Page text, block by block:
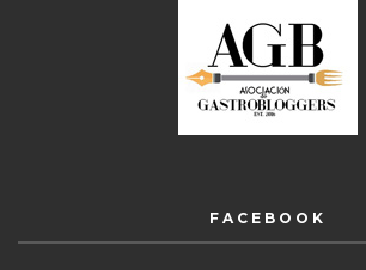
FACEBOOK